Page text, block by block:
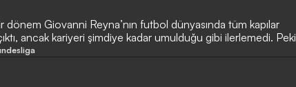
dönem Giovanni Reyna’nın futbol dünyasında tüm kapılar
ancak kariyeri şimdiye kadar umulduğu gibi ilerlemedi. Peki
Almanya’ya kesin olarak sırt mı çeviriyor?